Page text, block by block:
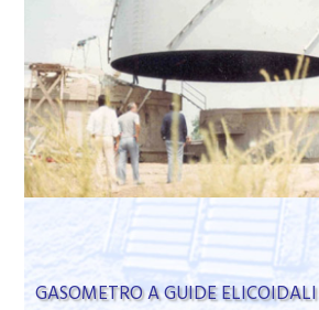
GASOMETRO A GUIDE ELICOIDALI